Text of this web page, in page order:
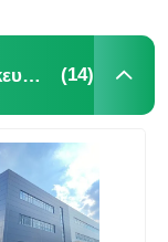
Εργαστήριο Μεταλλικών Κατασκευών (14)